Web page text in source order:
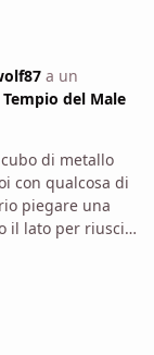
a un
del Male
di metallo
con qualcosa di
piegare una
il lato per riuscire
cose
d'oro con